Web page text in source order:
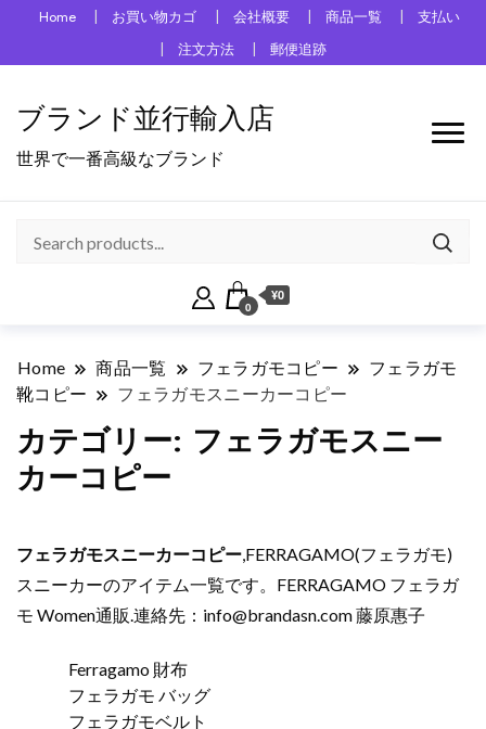
Home お買い物カゴ 会社概要 商品一覧
支払い
注文方法
郵便追跡
ブランド並行輸入店
世界で一番高級なブランド
0
¥0
Home 商品一覧 フェラガモコピー
フェラガモ
靴コピー
フェラガモスニーカーコピー
カテゴリー: フェラガモスニー
カーコピー
フェラガモスニーカーコピー,FERRAGAMO(フェラガモ)
スニーカーのアイテム一覧です。FERRAGAMO フェラガ
モ Women通販.連絡先： info@brandasn.com藤原惠子
Ferragamo 財布
フェラガモ バッグ
フェラガモベルト